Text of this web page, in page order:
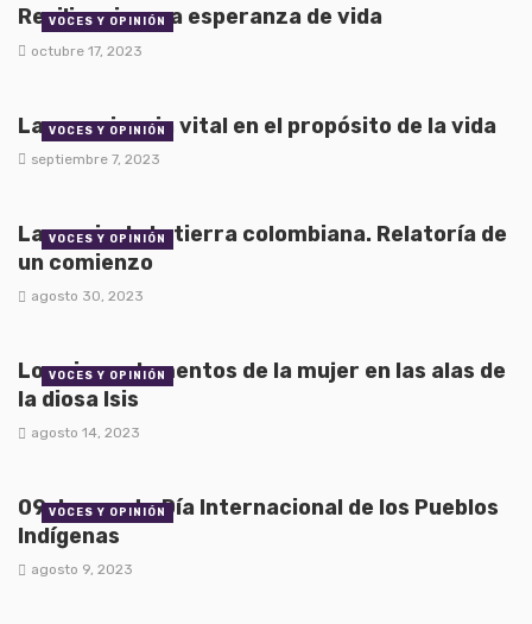
Resiliencia, una esperanza de vida
octubre 17, 2023
VOCES Y OPINIÓN
La experiencia vital en el propósito de la vida
septiembre 7, 2023
VOCES Y OPINIÓN
La magia de la tierra colombiana. Relatoría de
un comienzo
agosto 30, 2023
VOCES Y OPINIÓN
Los cinco elementos de la mujer en las alas de
la diosa Isis
agosto 14, 2023
VOCES Y OPINIÓN
09 de agosto Día Internacional de los Pueblos
Indígenas
agosto 9, 2023
VOCES Y OPINIÓN